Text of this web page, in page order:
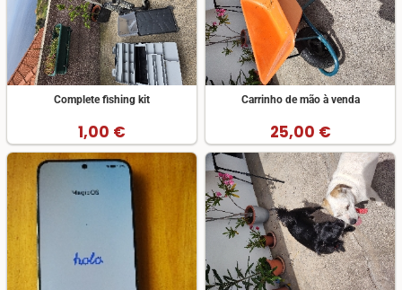
Complete fishing kit
1,00 €
Carrinho de mão à venda
25,00 €